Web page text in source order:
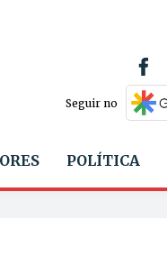
Seguir no
POLÍTICA